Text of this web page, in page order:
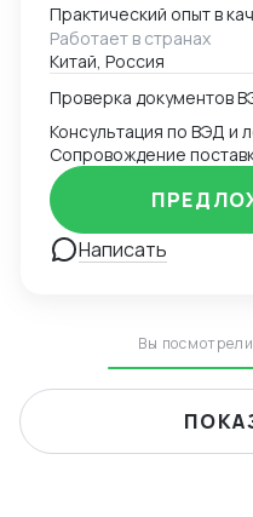
Практический опыт в
менеджера ВЭД в компании-
консультацией по
сборных грузов из
транспорта (море, жд,
подготовлю
наличие ошибок, контракты с
все необходимые
ним, консультация в
расчетам пошлин и
Работает в странах
Китай, Россия
Консультация по ВЭД и
Сопровождение
Написать
Вы